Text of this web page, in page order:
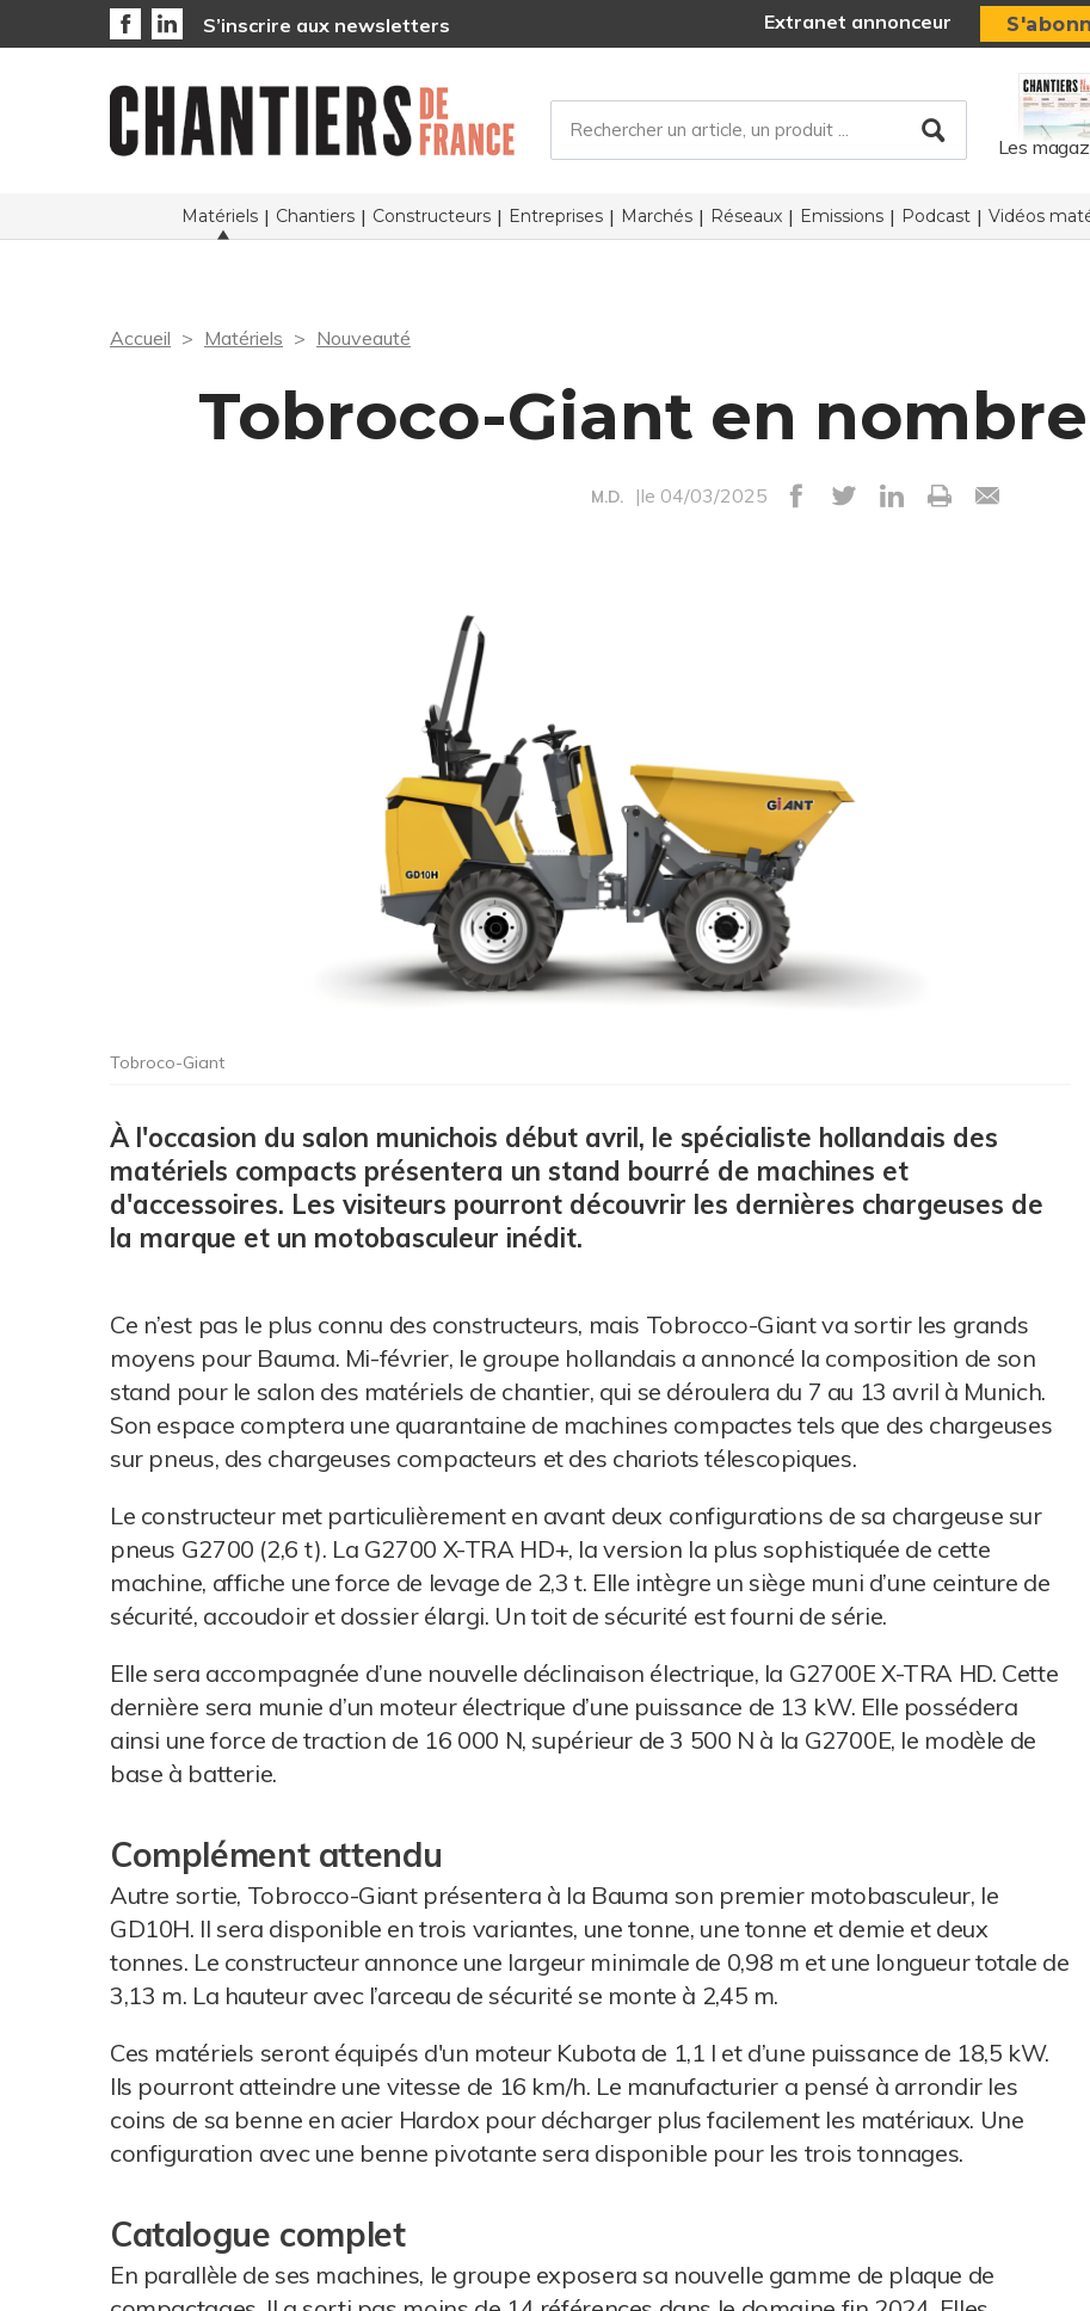
S’inscrire aux newsletters Extranet annonceur
Les
Matériels Chantiers Constructeurs Entreprises Marchés Réseaux Emissions Podcast Vidéos
Accueil Matériels Nouveauté
Tobroco-Giant en
M.D. |le 04/03/2025
Tobroco-Giant
À l'occasion du salon munichois début avril, le spécialiste hollandais des
matériels compacts présentera un stand bourré de machines et
d'accessoires. Les visiteurs pourront découvrir les dernières chargeuses de
la marque et un motobasculeur inédit.
Ce n’est pas le plus connu des constructeurs, mais Tobrocco-Giant va sortir les grands
moyens pour Bauma. Mi-février, le groupe hollandais a annoncé la composition de son
stand pour le salon des matériels de chantier, qui se déroulera du 7 au 13 avril à Munich.
Son espace comptera une quarantaine de machines compactes tels que des chargeuses
sur pneus, des chargeuses compacteurs et des chariots télescopiques.
Le constructeur met particulièrement en avant deux configurations de sa chargeuse sur
pneus G2700 (2,6 t). La G2700 X-TRA HD+, la version la plus sophistiquée de cette
machine, affiche une force de levage de 2,3 t. Elle intègre un siège muni d’une ceinture de
sécurité, accoudoir et dossier élargi. Un toit de sécurité est fourni de série.
Elle sera accompagnée d’une nouvelle déclinaison électrique, la G2700E X-TRA HD. Cette
dernière sera munie d’un moteur électrique d’une puissance de 13 kW. Elle possédera
ainsi une force de traction de 16 000 N, supérieur de 3 500 N à la G2700E, le modèle de
base à batterie.
Complément attendu
Autre sortie, Tobrocco-Giant présentera à la Bauma son premier motobasculeur, le
GD10H. Il sera disponible en trois variantes, une tonne, une tonne et demie et deux
tonnes. Le constructeur annonce une largeur minimale de 0,98 m et une longueur totale de
3,13 m. La hauteur avec l’arceau de sécurité se monte à 2,45 m.
Ces matériels seront équipés d'un moteur Kubota de 1,1 l et d’une puissance de 18,5 kW.
Ils pourront atteindre une vitesse de 16 km/h. Le manufacturier a pensé à arrondir les
coins de sa benne en acier Hardox pour décharger plus facilement les matériaux. Une
configuration avec une benne pivotante sera disponible pour les trois tonnages.
Catalogue complet
En parallèle de ses machines, le groupe exposera sa nouvelle gamme de plaque de